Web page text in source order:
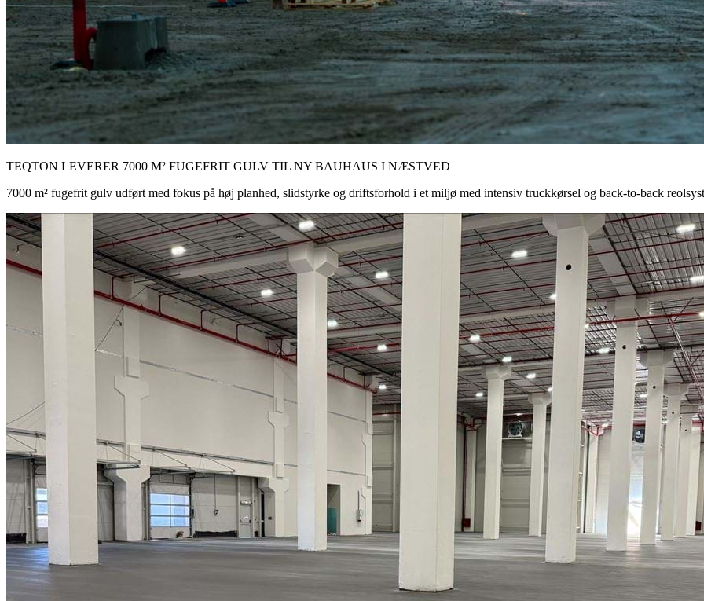
TEQTON LEVERER 7000 M² FUGEFRIT GULV TIL NY BAUHAUS I NÆSTVED
7000 m² fugefrit gulv udført med fokus på høj planhed, slidstyrke og driftsforhold i et miljø med intensiv truckkørsel og back-to-back